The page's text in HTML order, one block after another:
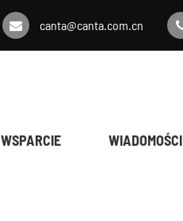
canta@canta.com.cn
WSPARCIE WIADOMOŚCI